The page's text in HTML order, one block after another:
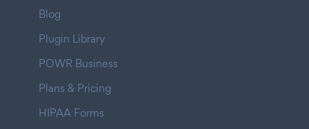
Blog
Plugin Library
POWR Business
Plans & Pricing
HIPAA Forms